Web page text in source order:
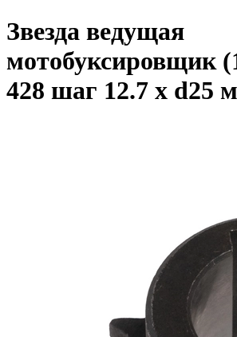
Звезда ведущая
мотобуксировщик
428 шаг 12.7 x d25